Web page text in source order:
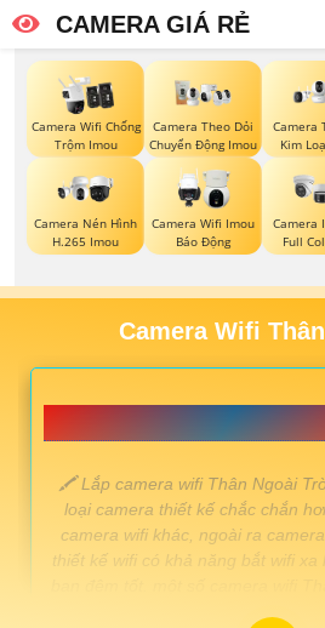
CAMERA GIÁ RẺ
Camera Wifi Chống
Trộm Imou
Camera Theo Dỏi
Chuyển Động Imou
Camera
Kim
Camera Nén Hình
H.265 Imou
Camera Wifi Imou
Báo Động
Camera
Full
Camera Wifi
️🖍 Lắp camera wifi Thân Ngoài
loại camera thiết kế chắc chắn
camera wifi khác, ngoài ra
thiết kế wifi có khả năng bắt wifi